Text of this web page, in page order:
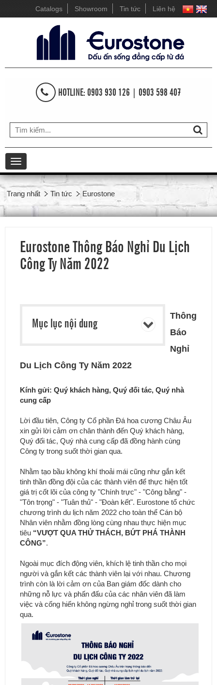
Catalogs Showroom Tin tức Liên hệ
HOTLINE: 0903 930 126 | 0903 598 407
Toggle
navigation
Trang nhất Tin tức Eurostone
Eurostone Thông Báo Nghỉ Du Lịch
Công Ty Năm 2022
Mục lục nội dung
Thông
Báo
Nghỉ
Du Lịch Công Ty Năm 2022
Kính gửi: Quý khách hàng, Quý đối tác, Quý nhà
cung cấp
Lời đầu tiên, Công ty Cổ phần Đá hoa cương Châu Âu
xin gửi lời cảm ơn chân thành đến Quý khách hàng,
Quý đối tác, Quý nhà cung cấp đã đồng hành cùng
Công ty trong suốt thời gian qua.
Nhằm tạo bầu không khí thoải mái cũng như gắn kết
tinh thần đồng đội của các thành viên để thực hiện tốt
giá trị cốt lõi của công ty "Chính trực" - "Công bằng" -
"Tôn trọng" - "Tuân thủ" - "Đoàn kết". Eurostone tổ chức
chương trình du lịch năm 2022 cho toàn thể Cán bộ
Nhân viên nhằm đồng lòng cùng nhau thực hiện mục
tiêu “VƯỢT QUA THỬ THÁCH, BỨT PHÁ THÀNH
CÔNG”.
Ngoài mục đích động viên, khích lệ tinh thần cho mọi
người và gắn kết các thành viên lại với nhau. Chương
trình còn là lời cảm ơn của Ban giám đốc dành cho
những nỗ lực và phấn đấu của các nhân viên đã làm
việc và cống hiến không ngừng nghỉ trong suốt thời gian
qua.